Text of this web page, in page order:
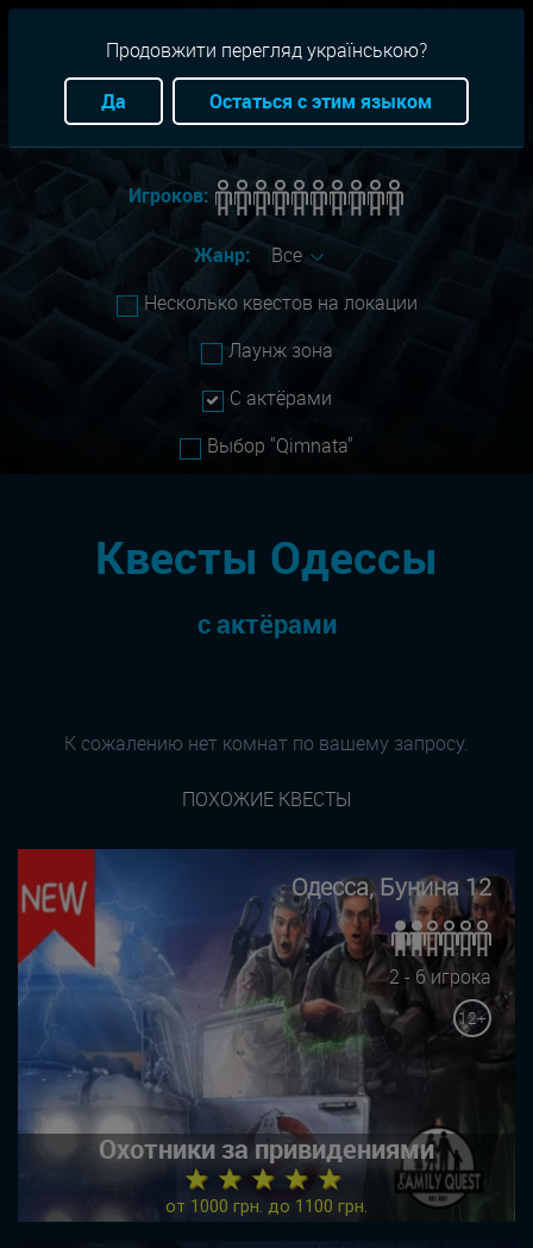
Город: Одесса
Игроков:
Жанр:
Все
Несколько квестов на локации
Лаунж зона
С актёрами
Выбор "Qimnata"
Квесты Одессы
с актёрами
К сожалению нет комнат по вашему запросу.
ПОХОЖИЕ КВЕСТЫ
Одесса, Бунина 12
2 - 6 игрока
12+
Охотники за привидениями
★ ★ ★ ★ ★
от 1000 грн. до 1100 грн.
Продовжити перегляд українською?
Да
Остаться с этим языком